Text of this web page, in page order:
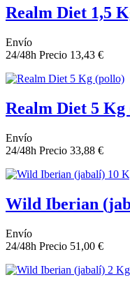
Realm Diet 1,5
Envío
24/48h Precio 13,43 €
Realm Diet 5 Kg
Envío
24/48h Precio 33,88 €
Wild Iberian
Envío
24/48h Precio 51,00 €